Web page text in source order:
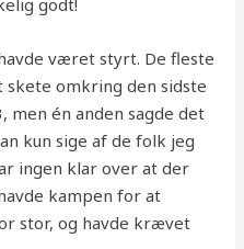
været styrt. De fleste
skete omkring den sidste
men én anden sagde det
kun sige af de folk jeg
ingen klar over at der
kampen for at
stor, og havde krævet